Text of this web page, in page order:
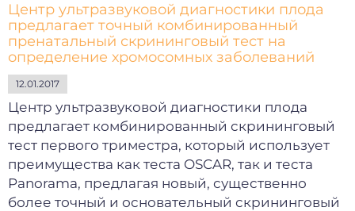
Центр ультразвуковой диагностики плода
предлагает точный комбинированный
пренатальный скрининговый тест на
определение хромосомных заболеваний
12.01.2017
Центр ультразвуковой диагностики плода
предлагает комбинированный скрининговый
тест первого триместра, который использует
преимущества как теста OSCAR, так и теста
Panorama, предлагая новый, существенно
более точный и основательный скрининговый